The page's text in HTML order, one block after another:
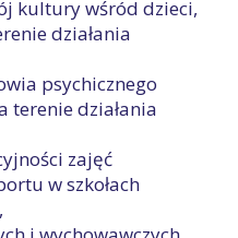
kultury wśród dzieci,
działania
psychicznego
terenie działania
zajęć
w szkołach